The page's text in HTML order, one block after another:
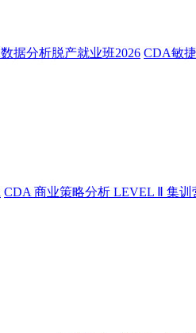
据分析脱产就业班2026 CDA敏
CDA 商业策略分析 LEVEL Ⅱ 集训